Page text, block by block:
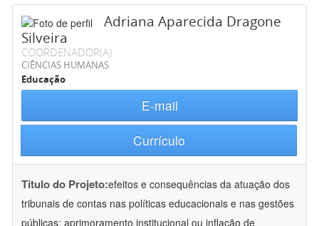
Adriana Aparecida Dragone
Silveira
COORDENADOR(A)
CIÊNCIAS HUMANAS
Educação
E-mail
Currículo
Título do Projeto:efeitos e consequências da atuação dos
tribunais de contas nas políticas educacionais e nas gestões
públicas: aprimoramento institucional ou inflação de